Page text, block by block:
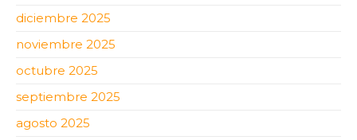
diciembre 2025
noviembre 2025
octubre 2025
septiembre 2025
agosto 2025